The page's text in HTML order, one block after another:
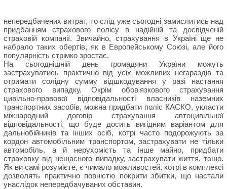
непередбачених витрат, то слід уже сьогодні замислитись над
придбанням страхового полісу в надійній та досвідченій
страховій компанії. Звичайно, страхування в Україні ще не
набрало таких обертів, як в Европейському Союзі, але його
популярність стрімко зростає.
На сьогоднішній день громадяни України можуть
застрахуватись практично від усіх можливих негараздів та
отримати солідну сумму відшкодування у разі настання
страхового випадку. Окрім обов'язкового страхування
цивільно-правової відповідальності власників наземних
транспортних засобів, можна придбати поліс КАСКО, укласти
міжнародний договір страхування автоцивільної
відповідальності, що буде досить вигідним варіантом для
дальнобійників та інших осіб, котрі часто подорожують за
кордон автомобільним транспортом, застрахувати не тільки
автомобіль, а й нерухомість та інше майно, придбати
страховку від нещасного випадку, застрахувати життя, тощо.
Як ви самі розумієте, є чимало можливостей, котрі в комплексі
дозволять практично повністю покрити збитки, що настали
унаслідок непередбачуваних обставин.